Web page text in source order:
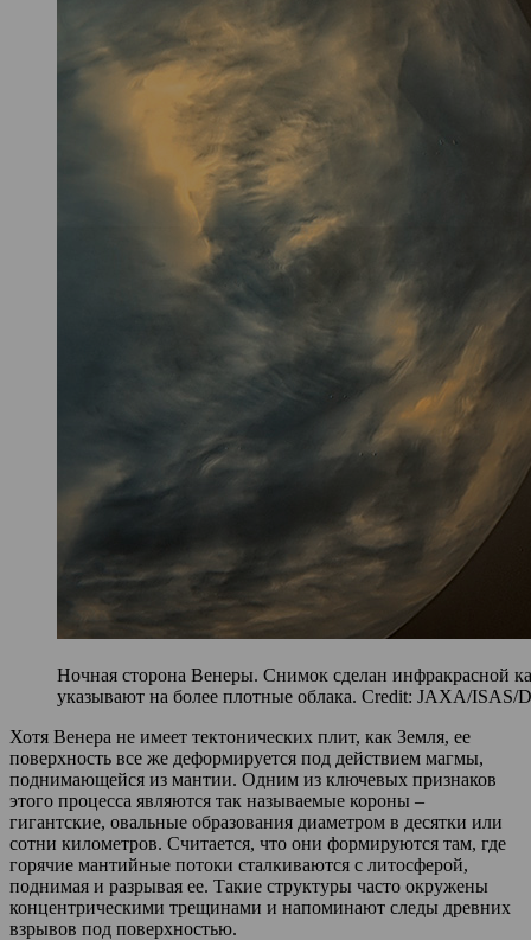
Ночная сторона Венеры. Снимок сделан инфракрасной
указывают на более плотные облака. Credit: JAXA/ISAS/
Хотя Венера не имеет тектонических плит, как Земля, ее
поверхность все же деформируется под действием магмы,
поднимающейся из мантии. Одним из ключевых признаков
этого процесса являются так называемые короны –
гигантские, овальные образования диаметром в десятки или
сотни километров. Считается, что они формируются там, где
горячие мантийные потоки сталкиваются с литосферой,
поднимая и разрывая ее. Такие структуры часто окружены
концентрическими трещинами и напоминают следы древних
взрывов под поверхностью.